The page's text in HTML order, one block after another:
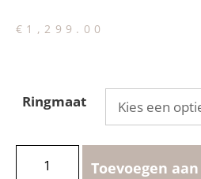
€ 1,299.00
Ringmaat
Toevoegen